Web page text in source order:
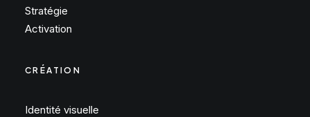
Stratégie
Activation
CRÉATION
Identité visuelle